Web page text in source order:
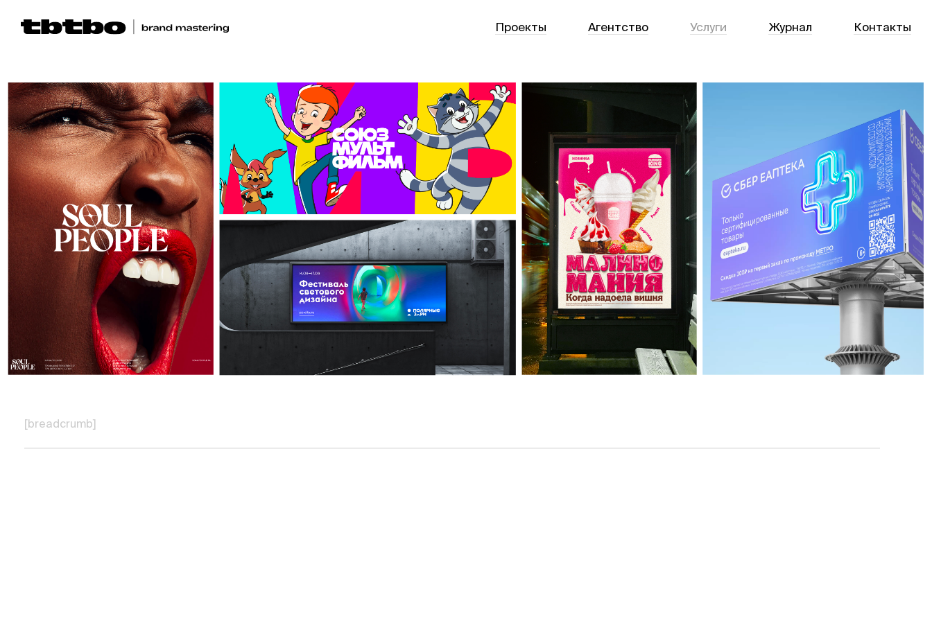
Проекты Агентство Услуги Журнал Контакты
[breadcrumb]